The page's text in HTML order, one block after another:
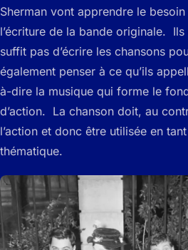
Sherman vont apprendre le besoin
l’écriture de la bande originale. Ils
suffit pas d’écrire les chansons
également penser à ce qu’ils
à-dire la musique qui forme le
d’action. La chanson doit, au
l’action et donc être utilisée en
thématique.